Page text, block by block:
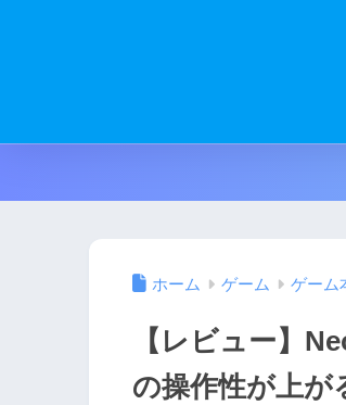
ホーム ゲーム ゲーム
【レビュー】
の操作性が上が